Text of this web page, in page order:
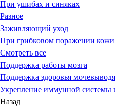
При ушибах и синяках
Разное
Заживляющий уход
При грибковом поражении кожи
Смотреть все
Поддержка работы мозга
Поддержка здоровья
Укрепление иммунной системы
Назад